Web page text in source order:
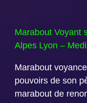
Marabout Voyant
Alpes Lyon –
Marabout
pouvoirs de son
marabout de